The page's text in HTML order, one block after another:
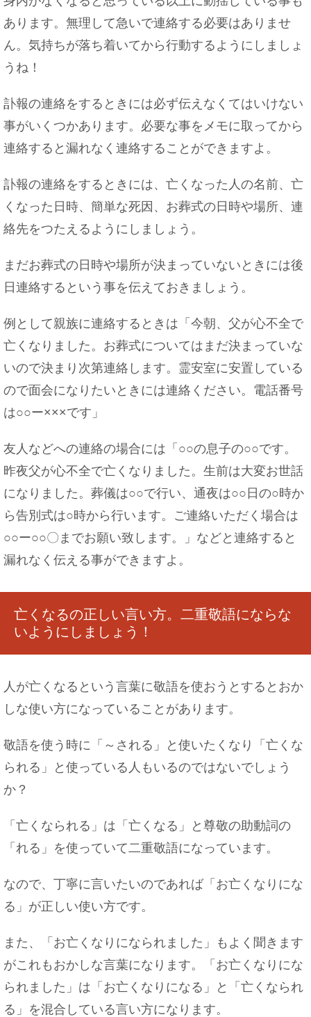
あります。無理して急いで連絡する必要はありませ
ん。気持ちが落ち着いてから行動するようにしましょ
うね！
訃報の連絡をするときには必ず伝えなくてはいけない
事がいくつかあります。必要な事をメモに取ってから
連絡すると漏れなく連絡することができますよ。
訃報の連絡をするときには、亡くなった人の名前、亡
くなった日時、簡単な死因、お葬式の日時や場所、連
絡先をつたえるようにしましょう。
まだお葬式の日時や場所が決まっていないときには後
日連絡するという事を伝えておきましょう。
例として親族に連絡するときは「今朝、父が心不全で
亡くなりました。お葬式についてはまだ決まっていな
いので決まり次第連絡します。霊安室に安置している
ので面会になりたいときには連絡ください。電話番号
は○○ー×××です」
友人などへの連絡の場合には「○○の息子の○○です。
昨夜父が心不全で亡くなりました。生前は大変お世話
になりました。葬儀は○○で行い、通夜は○○日の○時か
ら告別式は○時から行います。ご連絡いただく場合は
○○ー○○〇までお願い致します。」などと連絡すると
漏れなく伝える事ができますよ。
亡くなるの正しい言い方。二重敬語にならな
いようにしましょう！
人が亡くなるという言葉に敬語を使おうとするとおか
しな使い方になっていることがあります。
敬語を使う時に「～される」と使いたくなり「亡くな
られる」と使っている人もいるのではないでしょう
か？
「亡くなられる」は「亡くなる」と尊敬の助動詞の
「れる」を使っていて二重敬語になっています。
なので、丁寧に言いたいのであれば「お亡くなりにな
る」が正しい使い方です。
また、「お亡くなりになられました」もよく聞きます
がこれもおかしな言葉になります。「お亡くなりにな
られました」は「お亡くなりになる」と「亡くなられ
る」を混合している言い方になります。